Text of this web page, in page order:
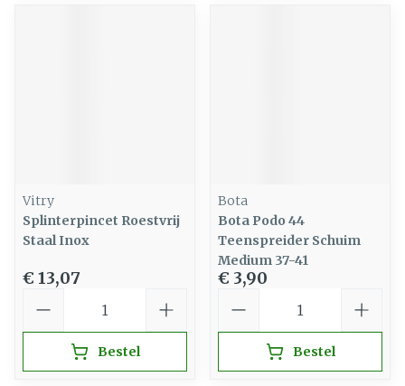
Vitry
Splinterpincet Roestvrij
Staal Inox
€ 13,07
Bestel
Bota
Bota Podo 44
Teenspreider Schuim
Medium 37-41
€ 3,90
Bestel